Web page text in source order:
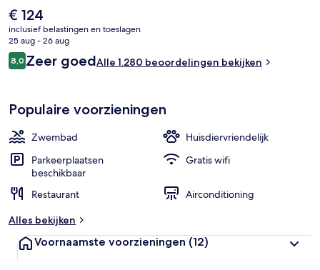
behulpzame personeel en de locatie. De accommodatie ligt op
korte loopafstand van het openbaar vervoer: het is 5 minuten lopen
naar Vermont - Santa Monica Station en 7 minuten naar Vermont -
Sunset Station.
De
huidige
prijs
is
€ 124
€ 124
inclusief belastingen en toeslagen
25 aug - 26 aug
Beoordelingen
8,08,0 op 10 –
Zeer goedAlle 1.280 beoordelingen bekijken
Populaire voorzieningen
Zwembad
Huisdiervriendelijk
Parkeerplaatsen
beschikbaar
Gratis wifi
Restaurant
Airconditioning
Alles bekijken
Voornaamste voorzieningen (12)